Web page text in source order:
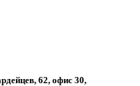
62, офис 30,